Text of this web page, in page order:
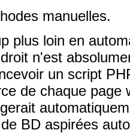
manuelles.
plus loin en
n'est
un script
de chaque page
BD aspirées